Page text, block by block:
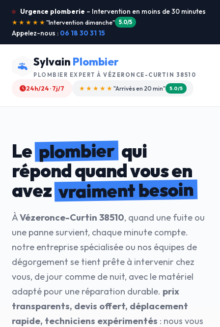
Urgence plomberie – Intervention en moins de 30 minutes
★★★★★"Je recommande !" 4.9/5
Appelez-nous : 06 18 30 31 15
Sylvain Plombier
PLOMBIER EXPERT À VÉZERONCE-CURTIN 38510
24h/24 · 7j/7 ★★★★☆ "Devis gratuit" 4.8/5
Leplombierqui
répond quand vous en
avezvraiment besoin
ÀVézeronce-Curtin 38510, quand une fuite ou
une panne survient, chaque minute compte.
notre entreprise spécialisée ou nos équipes de
dégorgement se tient prête à intervenir chez
vous, de jour comme de nuit, avec le matériel
adapté pour une réparation durable. prix
transparents, devis offert, déplacement
rapide, techniciens expérimentés : nous vous